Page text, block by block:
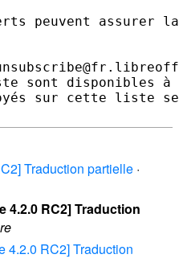
peuvent assurer
sont disponibles à
sur cette liste
Traduction partielle ·
4.2.0 RC2] Traduction
4.2.0 RC2] Traduction